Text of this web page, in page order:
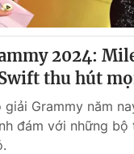
2024:
thu hút
giải Grammy năm
đám với những bộ